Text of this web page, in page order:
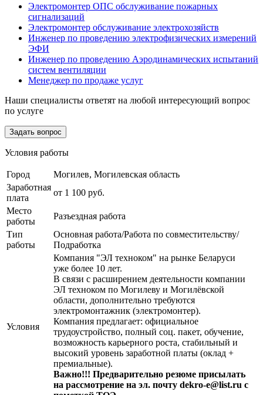
Электромонтер ОПС обслуживание пожарных
сигнализаций
Электромонтер обслуживание электрохозяйств
Инженер по проведению электрофизических измерений
ЭФИ
Инженер по проведению Аэродинамических испытаний
систем вентиляции
Менеджер по продаже услуг
Наши специалисты ответят на любой интересующий вопрос
по услуге
Задать вопрос
Условия работы
Город
Могилев, Могилевская область
Заработная
плата
от 1 100 руб.
Место
работы
Разъездная работа
Тип
работы
Основная работа/Работа по совместительству/
Подработка
Условия
Компания "ЭЛ техноком" на рынке Беларуси
уже более 10 лет.
В связи с расширением деятельности компании
ЭЛ техноком по Могилеву и Могилёвской
области, дополнительно требуются
электромонтажник (электромонтер).
Компания предлагает: официальное
трудоустройство, полный соц. пакет, обучение,
возможность карьерного роста, стабильный и
высокий уровень заработной платы (оклад +
премиальные).
Важно!!! Предварительно резюме присылать
на рассмотрение на эл. почту dekro-e@list.ru с